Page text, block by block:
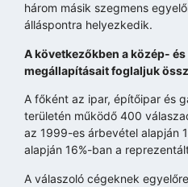
három másik szegmens
álláspontra helyezkedik.
A következőkben a közép-
megállapításait foglaljuk
A főként az ipar, építőipar és
területén működő 400
az 1999-es árbevétel alapján
alapján 16%-ban a
A válaszoló cégeknek